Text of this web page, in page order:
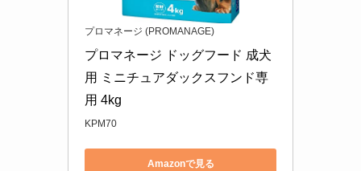
プロマネージ (PROMANAGE)
プロマネージ ドッグフード 成犬
用 ミニチュアダックスフンド専
用 4kg
KPM70
Amazonで見る